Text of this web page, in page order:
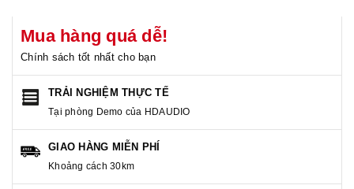
Mua hàng quá dễ!
Chính sách tốt nhất cho bạn
TRẢI NGHIỆM THỰC TẾ
Tại phòng Demo của HDAUDIO
GIAO HÀNG MIỄN PHÍ
Khoảng cách 30km